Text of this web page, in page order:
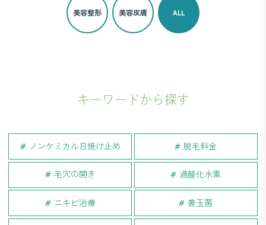
美容整形 美容皮膚 ALL
キーワードから探す
ノンケミカル日焼け止め 脱毛料金
毛穴の開き 過酸化水素
ニキビ治療 善玉菌